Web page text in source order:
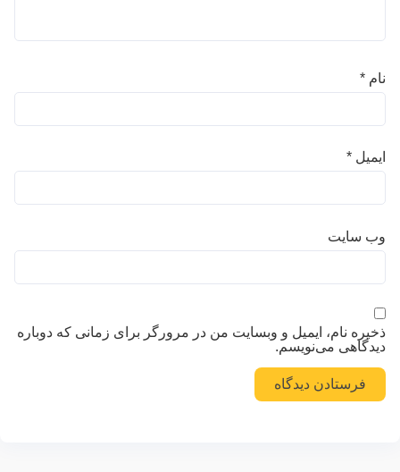
نام *
ایمیل *
وب‌ سایت
ذخیره نام، ایمیل و وبسایت من در مرورگر برای زمانی که دوباره
دیدگاهی می‌نویسم.